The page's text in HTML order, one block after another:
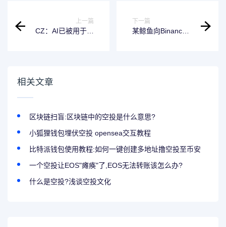
上一篇
CZ：AI已被用于新
下一篇
某鲸鱼向Binance
相关文章
区块链扫盲:区块链中的空投是什么意思?
小狐狸钱包埋伏空投 opensea交互教程
比特派钱包使用教程:如何一键创建多地址撸空投至币安
一个空投让EOS"瘫痪"了,EOS无法转账该怎么办?
什么是空投?浅谈空投文化